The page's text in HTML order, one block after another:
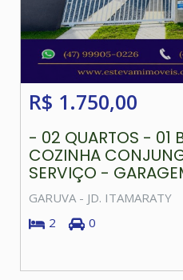
R$ 1.750,00
- 02 QUARTOS - 01
COZINHA
SERVIÇO -
GARUVA - JD. ITAMARATY
2
0